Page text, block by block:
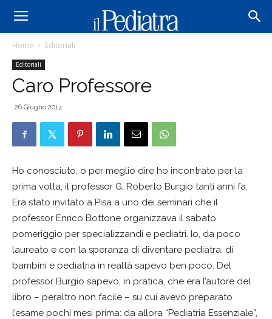
Home Editoriali
Editoriali
Caro Professore
26 Giugno 2014
Ho conosciuto, o per meglio dire ho incontrato per la
prima volta, il professor G. Roberto Burgio tanti anni fa.
Era stato invitato a Pisa a uno dei seminari che il
professor Enrico Bottone organizzava il sabato
pomeriggio per specializzandi e pediatri. Io, da poco
laureato e con la speranza di diventare pediatra, di
bambini e pediatria in realtà sapevo ben poco. Del
professor Burgio sapevo, in pratica, che era l’autore del
libro – peraltro non facile – su cui avevo preparato
l’esame pochi mesi prima: da allora “Pediatria Essenziale”,